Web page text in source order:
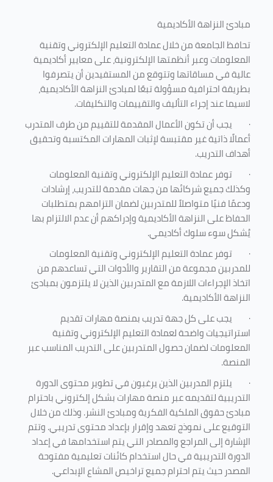
مبادئ النزاهة الأكاديمية
تحافظ الجامعة من خلال عمادة التعليم الإلكتروني وتقنية
المعلومات وعبر أنظمتها الإلكترونية، على معايير أكاديمية
عالية في مساقاتها وتتوقع من المستفيدين أن يتصرفوا
بطريقة احترافية مسؤولة تبعًا لمبادئ النزاهة الأكاديمية،
لاسيما عند إجراء التأليف والتقييمات والتكليفات.
· يجب أن تكون الأعمال المقدمة للتقييم من طرف المتدرب
أعمالًا ذاتية غير مقتبسة لإثبات المهارات المكتسبة وتحقيق
أهداف التدريب.
· توفر عمادة التعليم الإلكتروني وتقنية المعلومات
وكذلك جميع شركائها من جهات مقدمة للتدريب، إرشادات
ودعمًا فنيًا متواصلاً للمتدربين لضمان التزامهم بمتطلبات
الحفاظ على النزاهة الأكاديمية وإدراكهم أن عدم الالتزام بها
يُشكل سوء سلوك أكاديمي.
· توفر عمادة التعليم الإلكتروني وتقنية المعلومات
للمدربين مجموعة من التقارير والأدوات التي تساعدهم من
اتخاذ الإجراءات اللازمة مع المتدربين الذين لا يلتزمون بمبادئ
النزاهة الأكاديمية.
· يجب على كل جهة تدريب بمنصة مهارات تقديم
استراتيجيات واضحة لعمادة التعليم الإلكتروني وتقنية
المعلومات لضمان حصول المتدربين على التدريب المناسب عبر
المنصة.
· يلتزم المدربين الذين يرغبون في تطوير محتوى الدورة
التدريبية لتقديمه عبر منصة مهارات بشكل إلكتروني باحترام
مبادئ حقوق الملكية الفكرية ومبادئ النشر. وذلك من خلال
التوقيع على نموذج تعهد وإقرار بإعداد محتوى تدريبي. وتتم
الإشارة إلى المراجع والمصادر التي يتم استخدامها في إعداد
الدورة التدريبية في حال استخدام كائنات تعليمية مفتوحة
المصدر حيث يتم احترام جميع تراخيص المشاع الإبداعي.